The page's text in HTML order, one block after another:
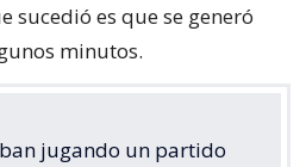
sucedió es que se generó
minutos.
jugando un partido